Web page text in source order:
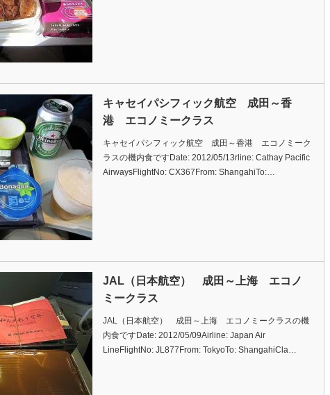
キャセイパシフィック航空 成田～香
港 エコノミークラス
キャセイパシフィック航空 成田～香港 エコノミーク
ラスの機内食ですDate: 2012/05/13rline: Cathay Pacific
AirwaysFlightNo: CX367From: ShangahiTo:…
JAL（日本航空） 成田～上海 エコノ
ミークラス
JAL（日本航空） 成田～上海 エコノミークラスの機
内食ですDate: 2012/05/09Airline: Japan Air
LineFlightNo: JL877From: TokyoTo: ShangahiCla…